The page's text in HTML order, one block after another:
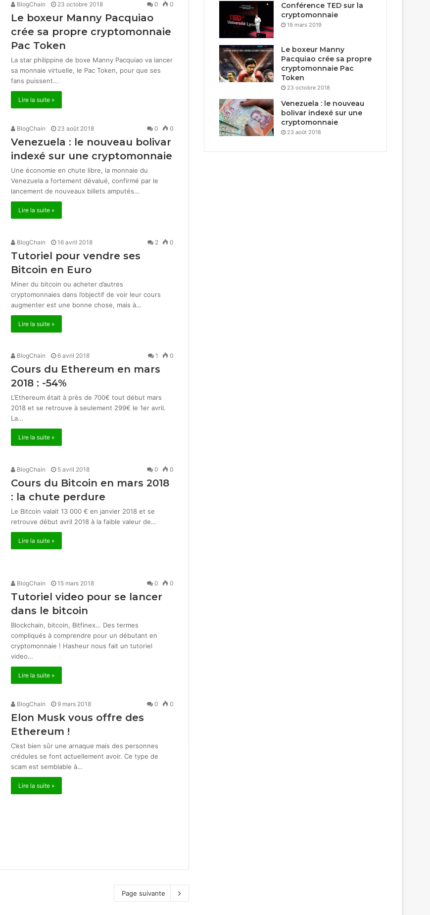
BlogChain 23 octobre 2018 0 0
Le boxeur Manny Pacquiao
crée sa propre cryptomonnaie
Pac Token
La star philippine de boxe Manny Pacquiao va lancer
sa monnaie virtuelle, le Pac Token, pour que ses
fans puissent…
Lire la suite »
BlogChain 23 août 2018 0 0
Venezuela : le nouveau bolivar
indexé sur une cryptomonnaie
Une économie en chute libre, la monnaie du
Venezuela a fortement dévalué, confirmé par le
lancement de nouveaux billets amputés…
Lire la suite »
BlogChain 16 avril 2018 2 0
Tutoriel pour vendre ses
Bitcoin en Euro
Miner du bitcoin ou acheter d’autres
cryptomonnaies dans l’objectif de voir leur cours
augmenter est une bonne chose, mais à…
Lire la suite »
BlogChain 6 avril 2018 1 0
Cours du Ethereum en mars
2018 : -54%
L’Ethereum était à près de 700€ tout début mars
2018 et se retrouve à seulement 299€ le 1er avril.
La…
Lire la suite »
BlogChain 5 avril 2018 0 0
Cours du Bitcoin en mars 2018
: la chute perdure
Le Bitcoin valait 13 000 € en janvier 2018 et se
retrouve début avril 2018 à la faible valeur de…
Lire la suite »
BlogChain 15 mars 2018 0 0
Tutoriel video pour se lancer
dans le bitcoin
Blockchain, bitcoin, Bitfinex… Des termes
compliqués à comprendre pour un débutant en
cryptomonnaie ! Hasheur nous fait un tutoriel
video…
Lire la suite »
BlogChain 9 mars 2018 0 0
Elon Musk vous offre des
Ethereum !
C’est bien sûr une arnaque mais des personnes
crédules se font actuellement avoir. Ce type de
scam est semblable à…
Lire la suite »
Page suivante
Conférence TED sur la
cryptomonnaie
19 mars 2019
Le boxeur Manny
Pacquiao crée sa propre
cryptomonnaie Pac
Token
23 octobre 2018
Venezuela : le nouveau
bolivar indexé sur une
cryptomonnaie
23 août 2018